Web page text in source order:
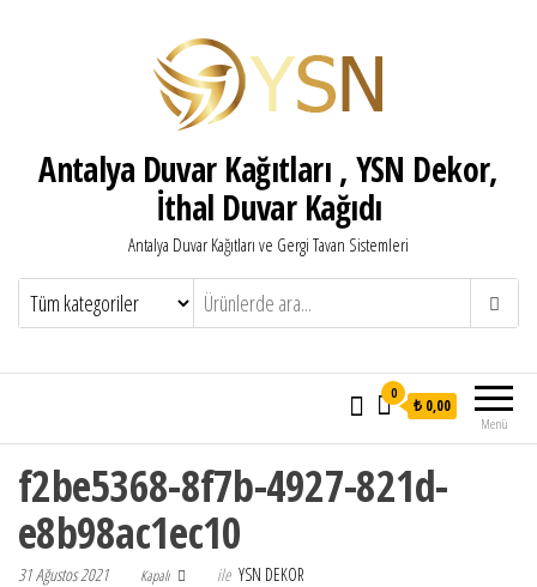
Antalya Duvar Kağıtları , YSN Dekor,
İthal Duvar Kağıdı
Antalya Duvar Kağıtları ve Gergi Tavan Sistemleri
Menü
0
₺ 0,00
f2be5368-8f7b-4927-821d-
e8b98ac1ec10
31 Ağustos 2021 Kapalı ile YSN DEKOR